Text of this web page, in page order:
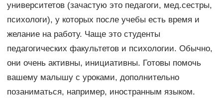
университетов (зачастую это педагоги, мед.сестры,
психологи), у которых после учебы есть время и
желание на работу. Чаще это студенты
педагогических факультетов и психологии. Обычно,
они очень активны, инициативны. Готовы помочь
вашему малышу с уроками, дополнительно
позаниматься, например, иностранным языком.